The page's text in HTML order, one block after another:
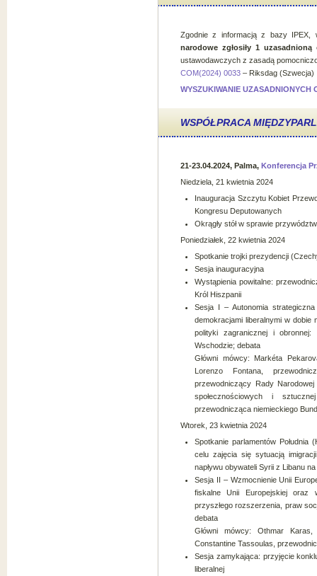
Zgodnie z informacją z bazy
narodowe zgłosiły 1 uzasadnioną
ustawodawczych z zasadą
COM(2024) 0033 – Riksdag (Szwecja)
WYSZUKIWANIE UZASADNIONYCH
WSPÓŁPRACA
21-23.04.2024, Palma, Konferencja
Niedziela, 21 kwietnia 2024
Inauguracja Szczytu Kobiet
Kongresu Deputowanych
Okrągły stół w sprawie
Poniedziałek, 22 kwietnia 2024
Spotkanie trojki prezydencji
Sesja inauguracyjna
Wystąpienia powitalne:
Król Hiszpanii
Sesja I – Autonomia
demokracjami liberalnymi w dobie
polityki zagranicznej i
Wschodzie; debata
Główni mówcy: Markéta
Lorenzo Fontana,
przewodniczący Rady
społecznościowych i
przewodnicząca niemieckiego
Wtorek, 23 kwietnia 2024
Spotkanie parlamentów Południa
celu zajęcia się sytuacją
napływu obywateli Syrii z Libanu
Sesja II – Wzmocnienie Unii
fiskalne Unii Europejskiej oraz
przyszłego rozszerzenia, praw
debata
Główni mówcy: Othmar Karas,
Constantine Tassoulas,
Sesja zamykająca: przyjęcie
liberalnej